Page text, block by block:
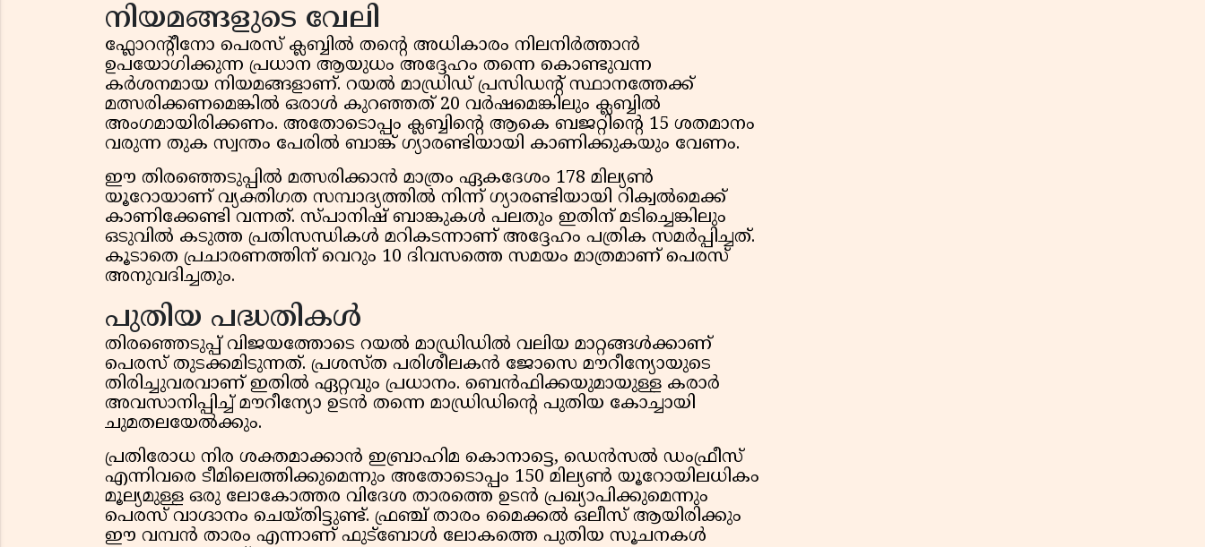
നിയമങ്ങളുടെ വേലി
ഫ്ലോറന്റീനോ പെരസ് ക്ലബ്ബിൽ തന്റെ അധികാരം നിലനിർത്താൻ
ഉപയോഗിക്കുന്ന പ്രധാന ആയുധം അദ്ദേഹം തന്നെ കൊണ്ടുവന്ന
കർശനമായ നിയമങ്ങളാണ്. റയൽ മാഡ്രിഡ് പ്രസിഡന്റ് സ്ഥാനത്തേക്ക്
മത്സരിക്കണമെങ്കിൽ ഒരാൾ കുറഞ്ഞത് 20 വർഷമെങ്കിലും ക്ലബ്ബിൽ
അംഗമായിരിക്കണം. അതോടൊപ്പം ക്ലബ്ബിന്റെ ആകെ ബജറ്റിന്റെ 15 ശതമാനം
വരുന്ന തുക സ്വന്തം പേരിൽ ബാങ്ക് ഗ്യാരണ്ടിയായി കാണിക്കുകയും വേണം.
ഈ തിരഞ്ഞെടുപ്പിൽ മത്സരിക്കാൻ മാത്രം ഏകദേശം 178 മില്യൺ
യൂറോയാണ് വ്യക്തിഗത സമ്പാദ്യത്തിൽ നിന്ന് ഗ്യാരണ്ടിയായി റിക്വൽമെക്ക്
കാണിക്കേണ്ടി വന്നത്. സ്പാനിഷ് ബാങ്കുകൾ പലതും ഇതിന് മടിച്ചെങ്കിലും
ഒടുവിൽ കടുത്ത പ്രതിസന്ധികൾ മറികടന്നാണ് അദ്ദേഹം പത്രിക സമർപ്പിച്ചത്.
കൂടാതെ പ്രചാരണത്തിന് വെറും 10 ദിവസത്തെ സമയം മാത്രമാണ് പെരസ്
അനുവദിച്ചതും.
പുതിയ പദ്ധതികൾ
തിരഞ്ഞെടുപ്പ് വിജയത്തോടെ റയൽ മാഡ്രിഡിൽ വലിയ മാറ്റങ്ങൾക്കാണ്
പെരസ് തുടക്കമിടുന്നത്. പ്രശസ്ത പരിശീലകൻ ജോസെ മൗറീന്യോയുടെ
തിരിച്ചുവരവാണ് ഇതിൽ ഏറ്റവും പ്രധാനം. ബെൻഫിക്കയുമായുള്ള കരാർ
അവസാനിപ്പിച്ച് മൗറീന്യോ ഉടൻ തന്നെ മാഡ്രിഡിന്റെ പുതിയ കോച്ചായി
ചുമതലയേൽക്കും.
പ്രതിരോധ നിര ശക്തമാക്കാൻ ഇബ്രാഹിമ കൊനാട്ടെ, ഡെൻസൽ ഡംഫ്രീസ്
എന്നിവരെ ടീമിലെത്തിക്കുമെന്നും അതോടൊപ്പം 150 മില്യൺ യൂറോയിലധികം
മൂല്യമുള്ള ഒരു ലോകോത്തര വിദേശ താരത്തെ ഉടൻ പ്രഖ്യാപിക്കുമെന്നും
പെരസ് വാഗ്ദാനം ചെയ്തിട്ടുണ്ട്. ഫ്രഞ്ച് താരം മൈക്കൽ ഒലീസ് ആയിരിക്കും
ഈ വമ്പൻ താരം എന്നാണ് ഫുട്ബോൾ ലോകത്തെ പുതിയ സൂചനകൾ